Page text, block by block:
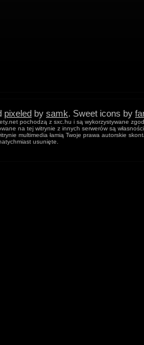
pixeled by samk. Sweet icons by
pochodzą z sxc.hu i są wykorzystywane
na tej witrynie z innych serwerów są
multimedia łamią Twoje prawa autorskie
usunięte.